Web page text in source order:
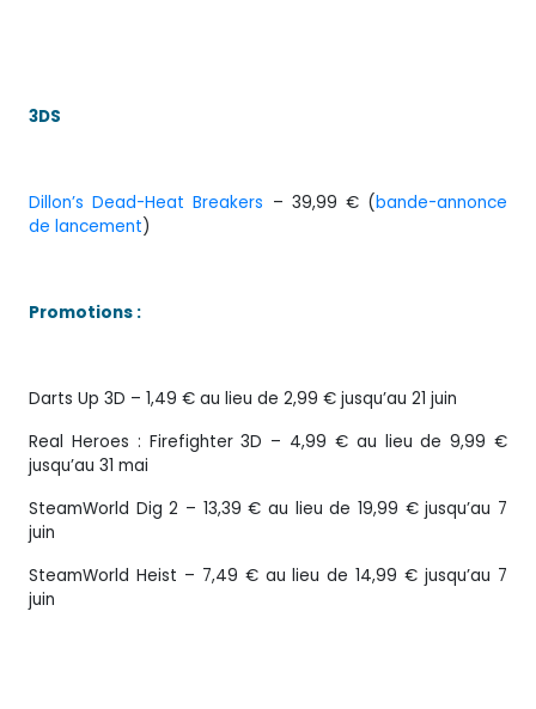
3DS
Dillon’s Dead-Heat Breakers – 39,99 € (bande-annonce
de lancement)
Promotions :
Darts Up 3D – 1,49 € au lieu de 2,99 € jusqu’au 21 juin
Real Heroes : Firefighter 3D – 4,99 € au lieu de 9,99 €
jusqu’au 31 mai
SteamWorld Dig 2 – 13,39 € au lieu de 19,99 € jusqu’au 7
juin
SteamWorld Heist – 7,49 € au lieu de 14,99 € jusqu’au 7
juin